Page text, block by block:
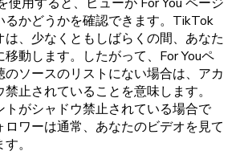
るかどうかを確認できます。TikTok
は、少なくともしばらくの間、あなた
動します。したがって、For Youペ
のソースのリストにない場合は、アカ
止されていることを意味します。
トがシャドウ禁止されている場合で
ロワーは通常、あなたのビデオを見て
。